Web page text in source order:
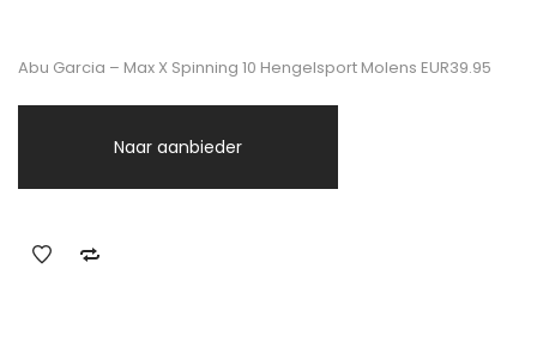
Abu Garcia – Max X Spinning 10 Hengelsport Molens EUR39.95
Naar aanbieder